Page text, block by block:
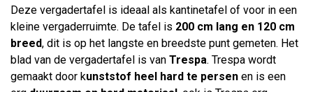
Deze vergadertafel is ideaal als kantinetafel of voor in een
kleine vergaderruimte. De tafel is 200 cm lang en 120 cm
breed, dit is op het langste en breedste punt gemeten. Het
blad van de vergadertafel is van Trespa. Trespa wordt
gemaakt door kunststof heel hard te persen en is een